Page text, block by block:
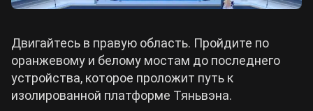
Двигайтесь в правую область. Пройдите по
оранжевому и белому мостам до последнего
устройства, которое проложит путь к
изолированной платформе Тяньвэна.